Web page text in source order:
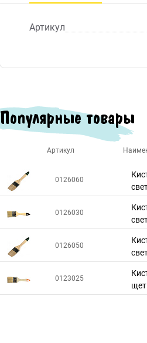
Артикул
Популярные товары
Артикул
0126060
0126030
0126050
0123025